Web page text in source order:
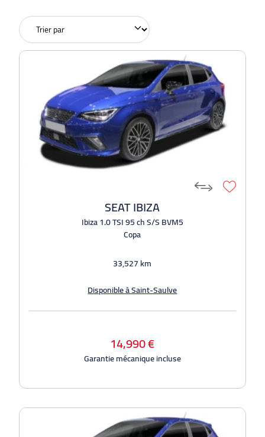
SEAT IBIZA
Ibiza 1.0 TSI 95 ch S/S BVM5
Copa
33,527 km
Disponible à Saint-Saulve
14,990 €
Garantie mécanique incluse